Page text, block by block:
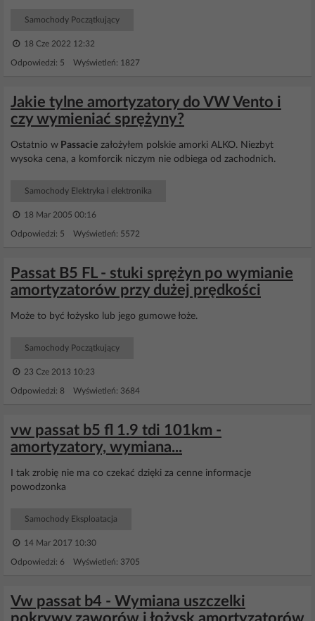
Samochody Początkujący
18 Cze 2022 12:32
Odpowiedzi: 5 Wyświetleń: 1827
Jakie tylne amortyzatory do VW Vento i
czy wymieniać sprężyny?
Ostatnio w Passacie założyłem polskie amorki ALKO. Niezbyt
wysoka cena, a komforcik niczym nie odbiega od zachodnich.
Samochody Elektryka i elektronika
18 Mar 2005 00:16
Odpowiedzi: 5 Wyświetleń: 5572
Passat B5 FL - stuki sprężyn po wymianie
amortyzatorów przy dużej prędkości
Może to być łożysko lub jego gumowe łoże.
Samochody Początkujący
23 Cze 2013 10:23
Odpowiedzi: 8 Wyświetleń: 3684
vw passat b5 fl 1.9 tdi 101km -
amortyzatory, wymiana...
I tak zrobię nie ma co czekać dzięki za cenne informacje
powodzonka
Samochody Eksploatacja
14 Mar 2017 10:30
Odpowiedzi: 6 Wyświetleń: 3705
Vw passat b4 - Wymiana uszczelki